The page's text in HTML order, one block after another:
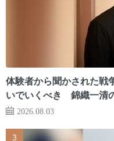
体験者から聞かされた戦
いでいくべき 錦織一清
2026.08.03